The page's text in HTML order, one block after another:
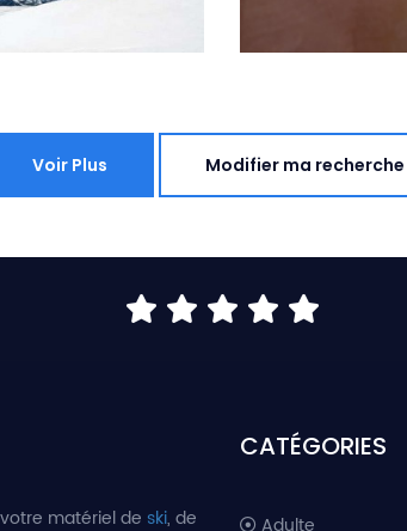
Voir Plus Modifier ma recherche
matériel de ski, de
CATÉGORIES
Adulte